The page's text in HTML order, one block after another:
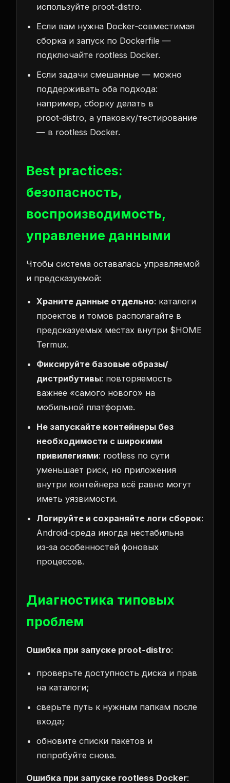
используйте proot‑distro.
Если вам нужна Docker‑совместимая
сборка и запуск по Dockerfile —
подключайте rootless Docker.
Если задачи смешанные — можно
поддерживать оба подхода:
например, сборку делать в
proot‑distro, а упаковку/тестирование
— в rootless Docker.
Best practices:
безопасность,
воспроизводимость,
управление данными
Чтобы система оставалась управляемой
и предсказуемой:
Храните данные отдельно: каталоги
проектов и томов располагайте в
предсказуемых местах внутри $HOME
Termux.
Фиксируйте базовые образы/
дистрибутивы: повторяемость
важнее «самого нового» на
мобильной платформе.
Не запускайте контейнеры без
необходимости с широкими
привилегиями: rootless по сути
уменьшает риск, но приложения
внутри контейнера всё равно могут
иметь уязвимости.
Логируйте и сохраняйте логи сборок:
Android‑среда иногда нестабильна
из‑за особенностей фоновых
процессов.
Диагностика типовых
проблем
Ошибка при запуске proot‑distro:
проверьте доступность диска и прав
на каталоги;
сверьте путь к нужным папкам после
входа;
обновите списки пакетов и
попробуйте снова.
Ошибка при запуске rootless Docker: